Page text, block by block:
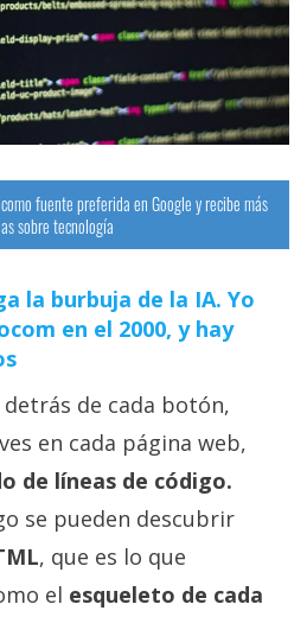
fuente preferida en Google y recibe más
sobre tecnología
la burbuja de la IA. Yo
en el 2000, y hay
de cada botón,
en cada página web,
de líneas de código.
se pueden descubrir
, que es lo que
el esqueleto de cada